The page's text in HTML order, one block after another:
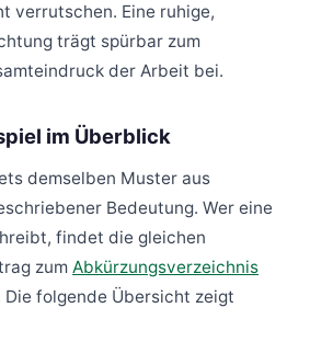
verrutschen. Eine ruhige,
trägt spürbar zum
der Arbeit bei.
im Überblick
demselben Muster aus
Bedeutung. Wer eine
findet die gleichen
zum Abkürzungsverzeichnis
Die folgende Übersicht zeigt